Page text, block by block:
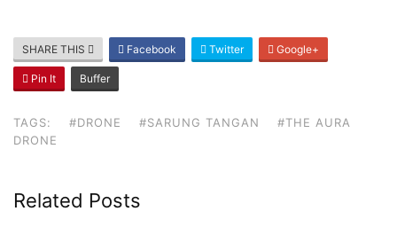
c
e
b
o
o
st
o
d
o
ai
l
ar
e
SHARE THIS Facebook Twitter Google+
Pin It Buffer
TAGS: #DRONE #SARUNG TANGAN
#THE AURA
DRONE
Related Posts